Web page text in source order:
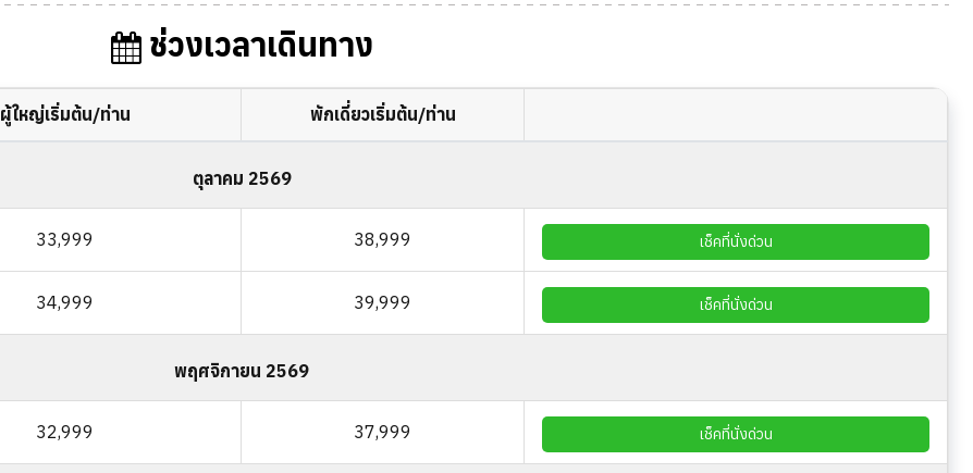
ช่วงเวลาเดินทาง
ผู้ใหญ่เริ่มต้น/ท่าน พักเดี่ยวเริ่มต้น/ท่าน
ตุลาคม 2569
33,999 38,999 เช็คที่นั่งด่วน
34,999 39,999 เช็คที่นั่งด่วน
พฤศจิกายน 2569
32,999 37,999 เช็คที่นั่งด่วน